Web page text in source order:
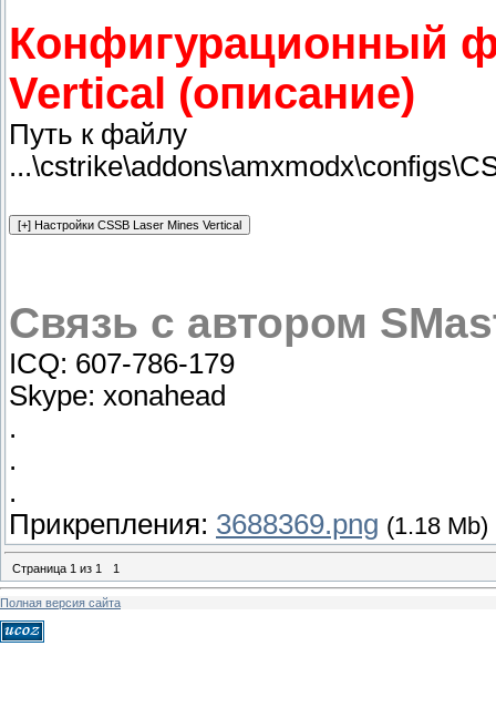
Конфигурационный
Vertical (описание)
Путь к файлу
Связь с автором
ICQ: 607-786-179
Skype: xonahead
.
.
.
Прикрепления: 3688369.png (1.18 Mb)
Страница 1 из 1 1
Полная версия сайта